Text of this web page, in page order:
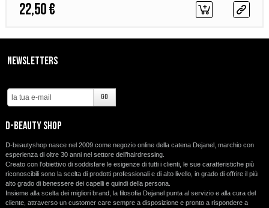
22,50 €
Newsletters
d-beauty shop
D-beautyshop nasce nel 2009 come negozio online della catena Dejanel, marchio con
esperienza di oltre 30 anni nel settore dell’hairdressing.
Creato con l'obiettivo di soddisfare le esigenze di tutti i clienti, le sue caratteristiche più
riconoscibili sono la scelta di prodotti professionali e di alto livello, in grado di offrire il più
alto grado di benessere dei capelli e quindi della persona.
Insieme alla scelta dei migliori brand, la filosofia Dejanel punta al servizio e alla cura del
cliente, attraverso un customer care sempre a disposizione e pronto a rispondere a